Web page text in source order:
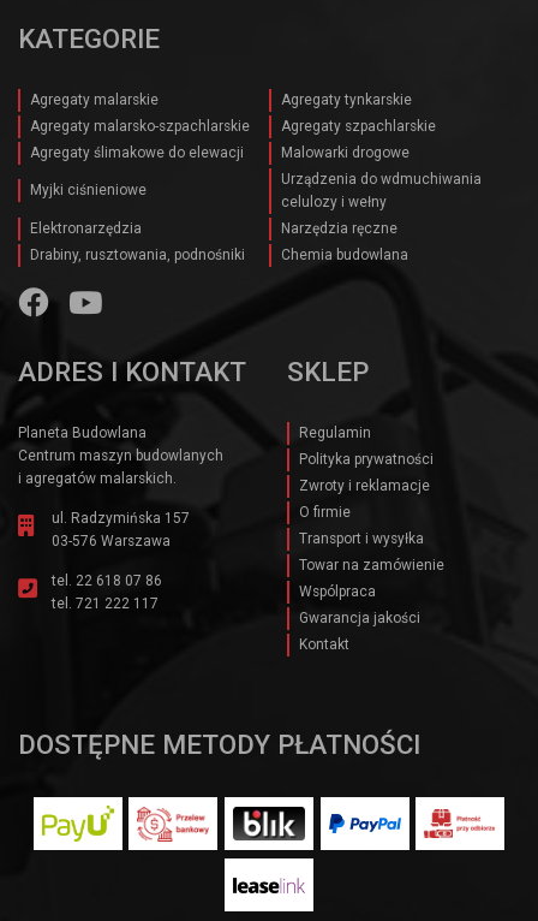
KATEGORIE
Agregaty malarskie
Agregaty tynkarskie
Agregaty malarsko-szpachlarskie
Agregaty szpachlarskie
Agregaty ślimakowe do elewacji
Malowarki drogowe
Myjki ciśnieniowe
Urządzenia do wdmuchiwania
celulozy i wełny
Elektronarzędzia
Narzędzia ręczne
Drabiny, rusztowania, podnośniki
Chemia budowlana
ADRES I KONTAKT
Planeta Budowlana
Centrum maszyn budowlanych
i agregatów malarskich.
ul. Radzymińska 157
03-576 Warszawa
tel. 22 618 07 86
tel. 721 222 117
SKLEP
Regulamin
Polityka prywatności
Zwroty i reklamacje
O firmie
Transport i wysyłka
Towar na zamówienie
Wspólpraca
Gwarancja jakości
Kontakt
DOSTĘPNE METODY PŁATNOŚCI